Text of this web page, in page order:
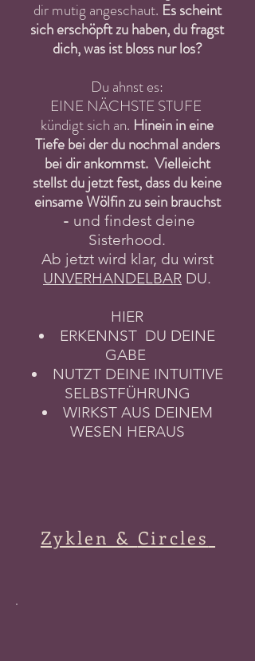
dir mutig angeschaut. Es scheint
sich erschöpft zu haben, du fragst
dich, was ist bloss nur los?
Du ahnst es:
EINE NÄCHSTE STUFE
kündigt sich an. Hinein in eine
Tiefe bei der du nochmal anders
bei dir ankommst. Vielleicht
stellst dujetztfest, dass du keine
einsame Wölfin zu sein brauchst
- und findest deine
Sisterhood.
Ab jetzt wird klar, du wirst
UNVERHANDELBAR DU.
HIER
ERKENNST DU DEINE
GABE
NUTZT DEINE INTUITIVE
SELBSTFÜHRUNG
WIRKST AUS DEINEM
WESEN HERAUS
Zyklen & Circles